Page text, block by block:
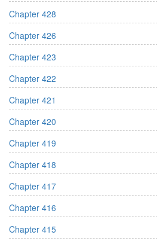
Chapter 428
Chapter 426
Chapter 423
Chapter 422
Chapter 421
Chapter 420
Chapter 419
Chapter 418
Chapter 417
Chapter 416
Chapter 415